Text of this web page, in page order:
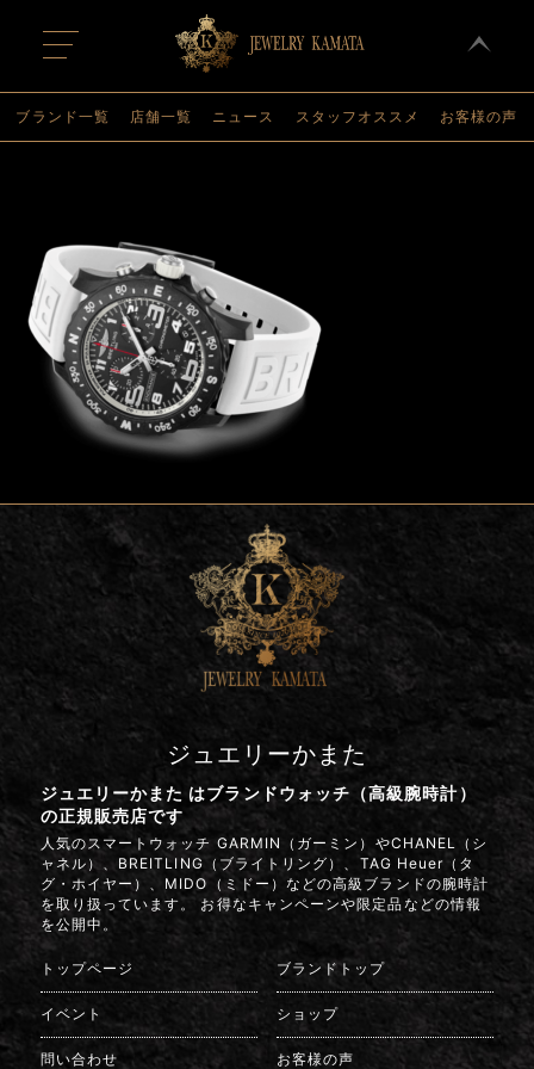
t
o
g
l
n
t
o
n
ブランド一覧 店舗一覧 ニュース スタッフオススメ お客様の声
ジュエリーかまた
ジュエリーかまた はブランドウォッチ（高級腕時計）
の正規販売店です
人気のスマートウォッチ GARMIN（ガーミン）やCHANEL（シ
ャネル）、BREITLING（ブライトリング）、TAG Heuer（タ
グ・ホイヤー）、MIDO（ミドー）などの高級ブランドの腕時計
を取り扱っています。 お得なキャンペーンや限定品などの情報
を公開中。
トップページ ブランドトップ
イベント ショップ
問い合わせ お客様の声